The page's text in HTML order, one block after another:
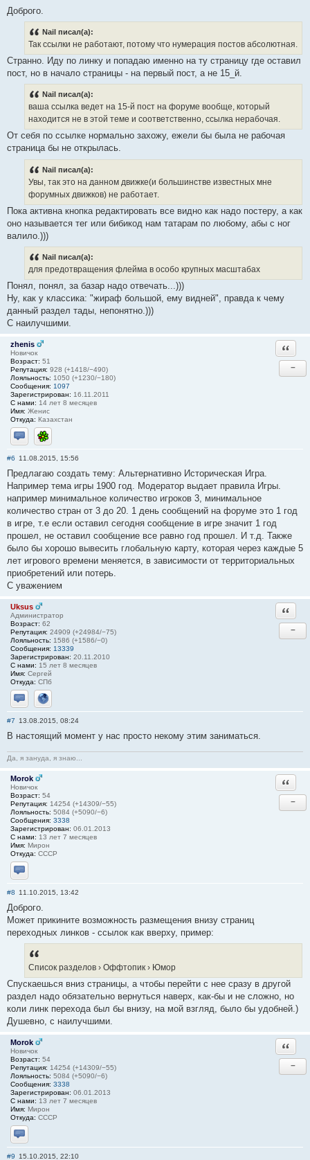
Доброго.
Nail писал(а):
Так ссылки не работают, потому что нумерация постов абсолютная.
Странно. Иду по линку и попадаю именно на ту страницу где оставил
пост, но в начало страницы - на первый пост, а не 15_й.
Nail писал(а):
ваша ссылка ведет на 15-й пост на форуме вообще, который
находится не в этой теме и соответственно, ссылка нерабочая.
От себя по ссылке нормально захожу, ежели бы была не рабочая
страница бы не открылась.
Nail писал(а):
Увы, так это на данном движке(и большинстве известных мне
форумных движков) не работает.
Пока активна кнопка редактировать все видно как надо постеру, а как
оно называется тег или бибикод нам татарам по любому, абы с ног
валило.)))
Nail писал(а):
для предотвращения флейма в особо крупных масштабах
Понял, понял, за базар надо отвечать...)))
Ну, как у классика: "жираф большой, ему видней", правда к чему
данный раздел тады, непонятно.)))
С наилучшими.
zhenis
Новичок
Возраст: 51
Репутация: 928 (+1418/−490)
Лояльность: 1050 (+1230/−180)
Сообщения: 1097
Зарегистрирован: 16.11.2011
С нами: 14 лет 8 месяцев
Имя: Женис
Откуда: Казахстан
Отправить личное сообщение
ICQ
−
#6 11.08.2015, 15:56
Предлагаю создать тему: Альтернативно Историческая Игра.
Например тема игры 1900 год. Модератор выдает правила Игры.
например минимальное количество игроков 3, минимальное
количество стран от 3 до 20. 1 день сообщений на форуме это 1 год
в игре, т.е если оставил сегодня сообщение в игре значит 1 год
прошел, не оставил сообщение все равно год прошел. И т.д. Также
было бы хорошо вывесить глобальную карту, которая через каждые 5
лет игрового времени меняется, в зависимости от территориальных
приобретений или потерь.
С уважением
Uksus
Администратор
Возраст: 62
Репутация: 24909 (+24984/−75)
Лояльность: 1586 (+1586/−0)
Сообщения: 13339
Зарегистрирован: 20.11.2010
С нами: 15 лет 8 месяцев
Имя: Сергей
Откуда: СПб
Отправить личное сообщение
Сайт
−
#7 13.08.2015, 08:24
В настоящий момент у нас просто некому этим заниматься.
Да, я зануда, я знаю...
Morok
Новичок
Возраст: 54
Репутация: 14254 (+14309/−55)
Лояльность: 5084 (+5090/−6)
Сообщения: 3338
Зарегистрирован: 06.01.2013
С нами: 13 лет 7 месяцев
Имя: Мирон
Откуда: СССР
Отправить личное сообщение
−
#8 11.10.2015, 13:42
Доброго.
Может прикините возможность размещения внизу страниц
переходных линков - ссылок как вверху, пример:
Список разделов › Оффтопик › Юмор
Спускаешься вниз страницы, а чтобы перейти с нее сразу в другой
раздел надо обязательно вернуться наверх, как-бы и не сложно, но
коли линк перехода был бы внизу, на мой взгляд, было бы удобней.)
Душевно, с наилучшими.
Morok
Новичок
Возраст: 54
Репутация: 14254 (+14309/−55)
Лояльность: 5084 (+5090/−6)
Сообщения: 3338
Зарегистрирован: 06.01.2013
С нами: 13 лет 7 месяцев
Имя: Мирон
Откуда: СССР
Отправить личное сообщение
−
#9 15.10.2015, 22:10